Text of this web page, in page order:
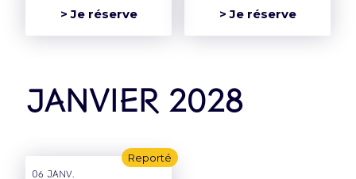
> Je réserve > Je réserve
janvier 2028
Reporté
06 janv.